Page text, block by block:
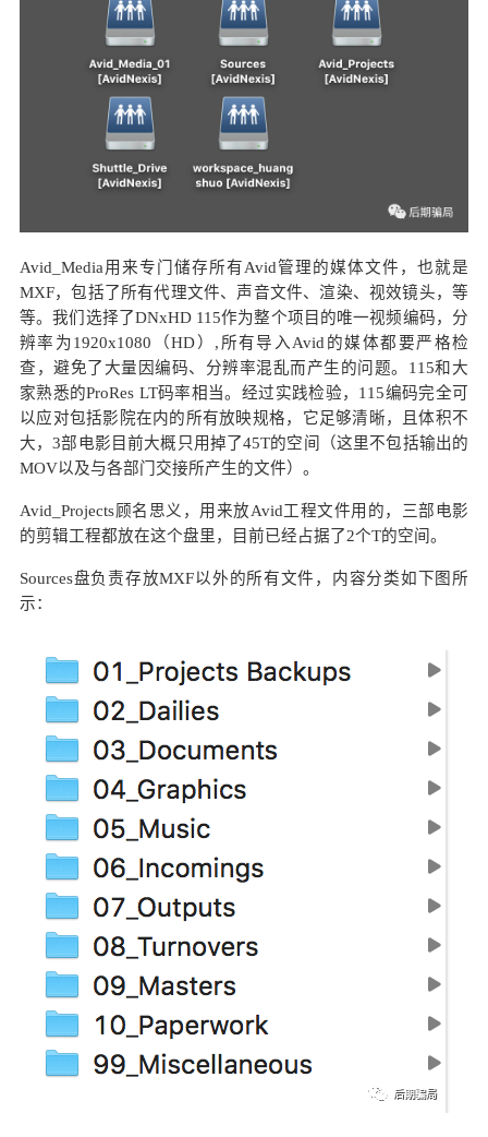
Avid_Media用来专门储存所有Avid管理的媒体文件，也就是
MXF，包括了所有代理文件、声音文件、渲染、视效镜头，等
等。我们选择了DNxHD 115作为整个项目的唯一视频编码，分
辨率为1920x1080（HD）,所有导入Avid的媒体都要严格检
查，避免了大量因编码、分辨率混乱而产生的问题。115和大
家熟悉的ProRes LT码率相当。经过实践检验，115编码完全可
以应对包括影院在内的所有放映规格，它足够清晰，且体积不
大，3部电影目前大概只用掉了45T的空间（这里不包括输出的
MOV以及与各部门交接所产生的文件）。
Avid_Projects顾名思义，用来放Avid工程文件用的，三部电影
的剪辑工程都放在这个盘里，目前已经占据了2个T的空间。
Sources盘负责存放MXF以外的所有文件，内容分类如下图所
示：